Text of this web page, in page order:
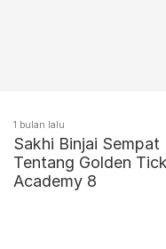
1 bulan lalu
Sakhi Binjai Sempat
Tentang Golden
Academy 8